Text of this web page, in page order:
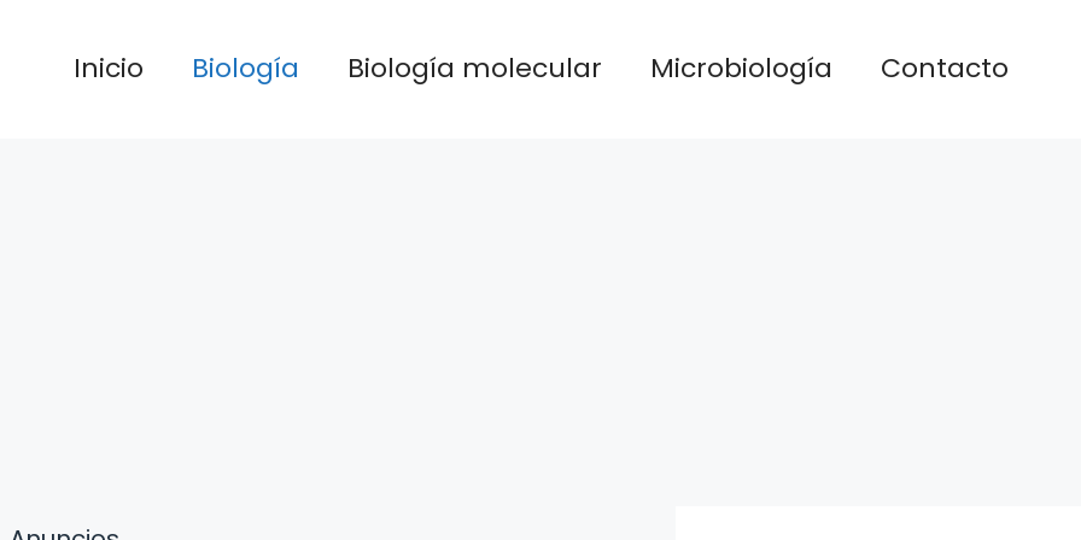
Inicio Biología Biología molecular Microbiología Contacto